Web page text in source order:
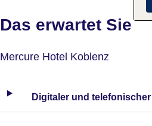
Das erwartet Sie
Mercure Hotel Koblenz
Digitaler und